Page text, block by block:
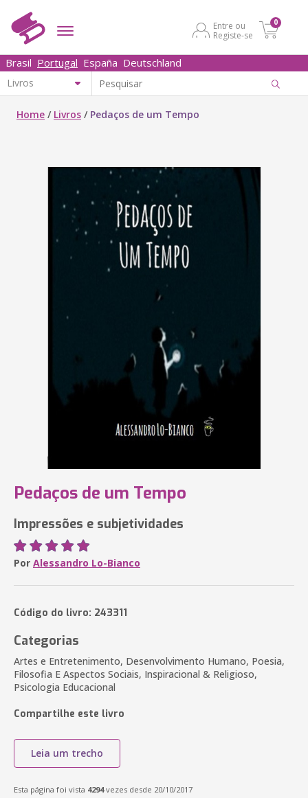
Entre ou
Registe-se
0
Brasil Portugal España Deutschland
Home / Livros / Pedaços de um Tempo
Pedaços de um Tempo
Impressões e subjetividades
Por Alessandro Lo-Bianco
Código do livro: 243311
Categorias
Artes e Entretenimento, Desenvolvimento Humano, Poesia,
Filosofia E Aspectos Sociais, Inspiracional & Religioso,
Psicologia Educacional
Compartilhe este livro
Leia um trecho
Esta página foi vista 4294vezes desde 20/10/2017